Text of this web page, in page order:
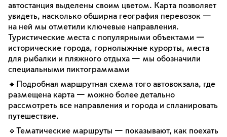
автостанция выделены своим цветом. Карта позволяет
увидеть, насколько обширна география перевозок —
на ней мы отметили ключевые направления.
Туристические места с популярными объектами —
исторические города, горнолыжные курорты, места
для рыбалки и пляжного отдыха — мы обозначили
специальными пиктограммами
🔹Подробная маршрутная схема того автовокзала, где
размещена карта — можно более детально
рассмотреть все направления и города и спланировать
путешествие.
🔹Тематические маршруты — показывают, как поехать